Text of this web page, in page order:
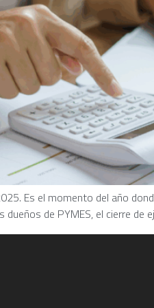
Es el momento del año
de PYMES, el cierre